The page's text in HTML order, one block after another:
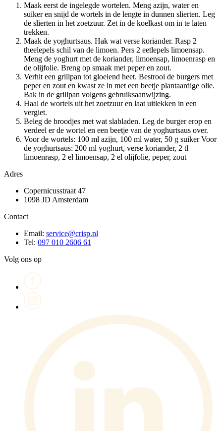
Maak eerst de ingelegde wortelen. Meng azijn, water en
suiker en snijd de wortels in de lengte in dunnen slierten. Leg
de slierten in het zoetzuur. Zet in de koelkast om in te laten
trekken.
Maak de yoghurtsaus. Hak wat verse koriander. Rasp 2
theelepels schil van de limoen. Pers 2 eetlepels limoensap.
Meng de yoghurt met de koriander, limoensap, limoenrasp en
de olijfolie. Breng op smaak met peper en zout.
Verhit een grillpan tot gloeiend heet. Bestrooi de burgers met
peper en zout en kwast ze in met een beetje plantaardige olie.
Bak in de grillpan volgens gebruiksaanwijzing.
Haal de wortels uit het zoetzuur en laat uitlekken in een
vergiet.
Beleg de broodjes met wat slabladen. Leg de burger erop en
verdeel er de wortel en een beetje van de yoghurtsaus over.
Voor de wortels: 100 ml azijn, 100 ml water, 50 g suiker Voor
de yoghurtsaus: 200 ml yoghurt, verse koriander, 2 tl
limoenrasp, 2 el limoensap, 2 el olijfolie, peper, zout
Adres
Copernicusstraat 47
1098 JD Amsterdam
Contact
Email: service@crisp.nl
Tel: 097 010 2606 61
Volg ons op